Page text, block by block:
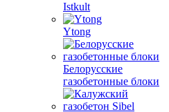
Istkult
Ytong
Белорусские
газобетонные блоки